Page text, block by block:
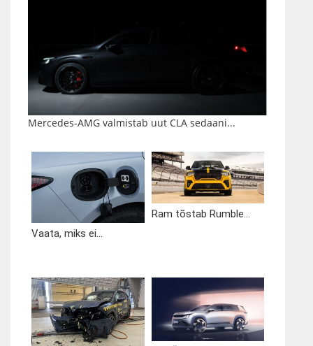
Mercedes-AMG valmistab uut CLA sedaani...
Vaata, miks ei...
Ram tõstab Rumble...